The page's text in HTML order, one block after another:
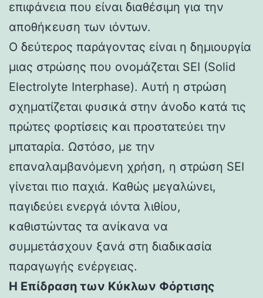
επιφάνεια που είναι διαθέσιμη για την
αποθήκευση των ιόντων.
Ο δεύτερος παράγοντας είναι η δημιουργία
μιας στρώσης που ονομάζεται SEI (Solid
Electrolyte Interphase). Αυτή η στρώση
σχηματίζεται φυσικά στην άνοδο κατά τις
πρώτες φορτίσεις και προστατεύει την
μπαταρία. Ωστόσο, με την
επαναλαμβανόμενη χρήση, η στρώση SEI
γίνεται πιο παχιά. Καθώς μεγαλώνει,
παγιδεύει ενεργά ιόντα λιθίου,
καθιστώντας τα ανίκανα να
συμμετάσχουν ξανά στη διαδικασία
παραγωγής ενέργειας.
Η Επίδραση των Κύκλων Φόρτισης